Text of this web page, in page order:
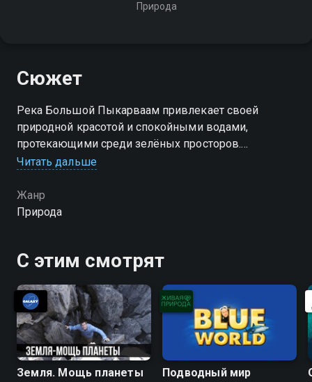
Природа
Сюжет
Река Большой Пыкарваам привлекает своей
природной красотой и спокойными водами,
протекающими среди зелёных просторов.
Насладитесь этим уголком
Читать дальше
Жанр
Природа
С этим смотрят
Земля. Мощь планеты Подводный мир